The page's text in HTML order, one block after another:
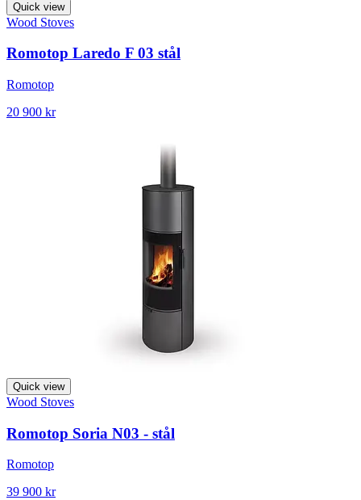
Quick view
Wood Stoves
Romotop Laredo F 03 stål
Romotop
20 900 kr
Quick view
Wood Stoves
Romotop Soria N03 - stål
Romotop
39 900 kr